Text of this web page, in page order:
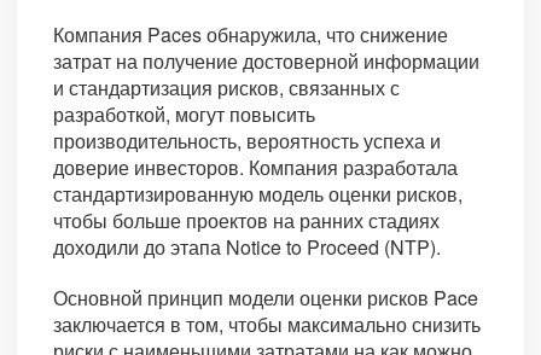
Компания Paces обнаружила, что снижение
затрат на получение достоверной информации
и стандартизация рисков, связанных с
разработкой, могут повысить
производительность, вероятность успеха и
доверие инвесторов. Компания разработала
стандартизированную модель оценки рисков,
чтобы больше проектов на ранних стадиях
доходили до этапа Notice to Proceed (NTP).
Основной принцип модели оценки рисков Pace
заключается в том, чтобы максимально снизить